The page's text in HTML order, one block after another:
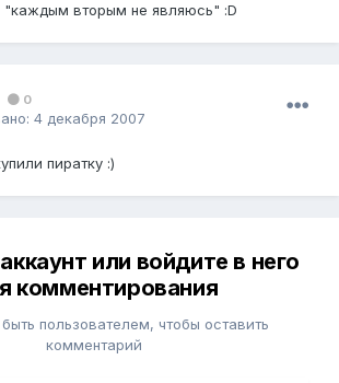
"каждым вторым не являюсь" :D
0
4 декабря 2007
пиратку :)
или войдите в него
комментирования
пользователем, чтобы оставить
комментарий